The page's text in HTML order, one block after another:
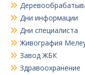
Дни информации
Дни специалиста
Живография
Завод ЖБК
Здравоохранение